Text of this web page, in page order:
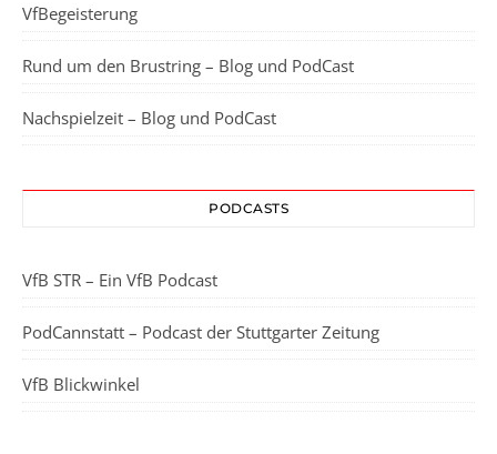
VfBegeisterung
Rund um den Brustring – Blog und PodCast
Nachspielzeit – Blog und PodCast
PODCASTS
VfB STR – Ein VfB Podcast
PodCannstatt – Podcast der Stuttgarter Zeitung
VfB Blickwinkel